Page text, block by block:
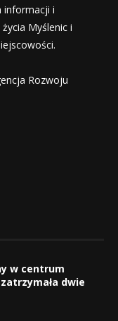
informacji i
Myślenic i
Rozwoju
w centrum
dwie